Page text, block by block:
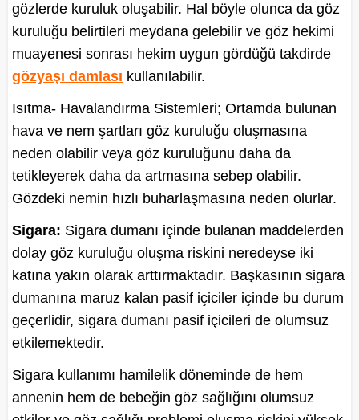
gözlerde kuruluk oluşabilir. Hal böyle olunca da göz
kuruluğu belirtileri meydana gelebilir ve göz hekimi
muayenesi sonrası hekim uygun gördüğü takdirde
gözyaşı damlası kullanılabilir.
Isıtma- Havalandırma Sistemleri; Ortamda bulunan
hava ve nem şartları göz kuruluğu oluşmasına
neden olabilir veya göz kuruluğunu daha da
tetikleyerek daha da artmasına sebep olabilir.
Gözdeki nemin hızlı buharlaşmasına neden olurlar.
Sigara: Sigara dumanı içinde bulanan maddelerden
dolay göz kuruluğu oluşma riskini neredeyse iki
katına yakın olarak arttırmaktadır. Başkasının sigara
dumanına maruz kalan pasif içiciler içinde bu durum
geçerlidir, sigara dumanı pasif içicileri de olumsuz
etkilemektedir.
Sigara kullanımı hamilelik döneminde de hem
annenin hem de bebeğin göz sağlığını olumsuz